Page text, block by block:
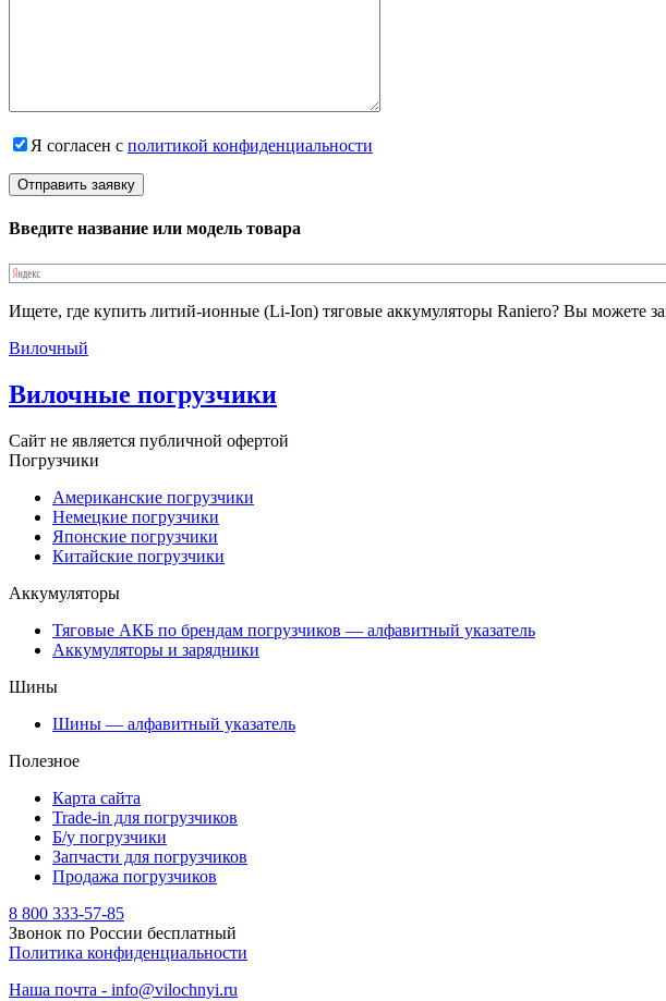
Я согласен с политикой конфиденциальности
Введите название или модель товара
Ищете, где купить литий-ионные (Li-Ion) тяговые аккумуляторы Raniero? Вы можете
Вилочный
Вилочные погрузчики
Сайт не является публичной офертой
Погрузчики
Американские погрузчики
Немецкие погрузчики
Японские погрузчики
Китайские погрузчики
Аккумуляторы
Тяговые АКБ по брендам погрузчиков — алфавитный указатель
Аккумуляторы и зарядники
Шины
Шины — алфавитный указатель
Полезное
Карта сайта
Trade-in для погрузчиков
Б/у погрузчики
Запчасти для погрузчиков
Продажа погрузчиков
8 800 333-57-85
Звонок по России бесплатный
Политика конфиденциальности
Наша почта - info@vilochnyi.ru